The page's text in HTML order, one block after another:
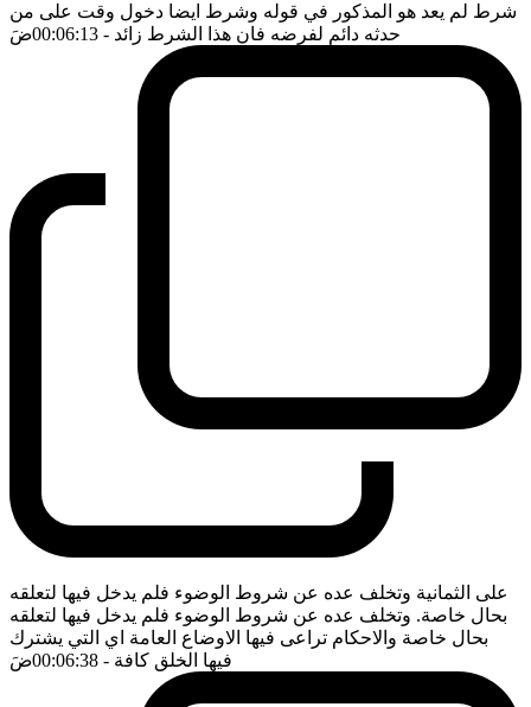
شرط لم يعد هو المذكور في قوله وشرط ايضا دخول وقت على من
حدثه دائم لفرضه فان هذا الشرط زائد - 00:06:13 ضَ
على الثمانية وتخلف عده عن شروط الوضوء فلم يدخل فيها لتعلقه
بحال خاصة. وتخلف عده عن شروط الوضوء فلم يدخل فيها لتعلقه
بحال خاصة والاحكام تراعى فيها الاوضاع العامة اي التي يشترك
فيها الخلق كافة - 00:06:38 ضَ